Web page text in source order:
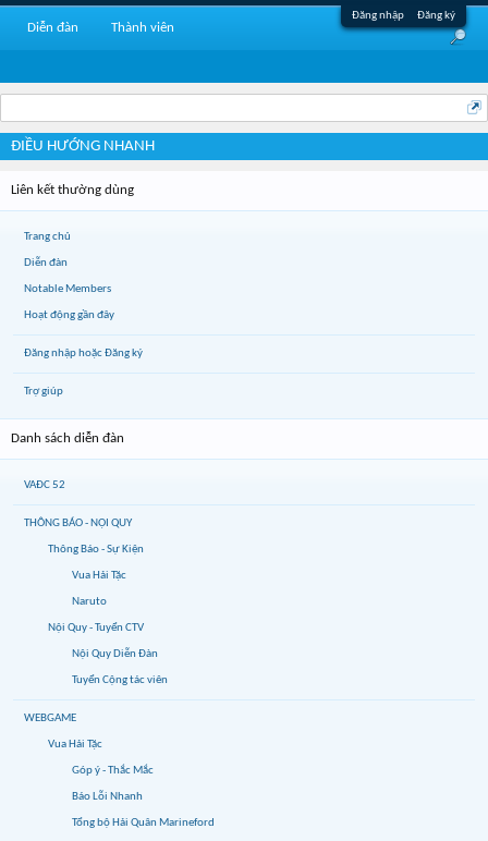
Đăng nhập Đăng ký
ĐIỀU HƯỚNG NHANH
Liên kết thường dùng
Trang chủ
Diễn đàn
Notable Members
Hoạt động gần đây
Đăng nhập hoặc Đăng ký
Trợ giúp
Danh sách diễn đàn
VAĐC 52
THÔNG BÁO - NỘI QUY
Thông Báo - Sự Kiện
Vua Hải Tặc
Naruto
Nội Quy - Tuyển CTV
Nội Quy Diễn Đàn
Tuyển Cộng tác viên
WEBGAME
Vua Hải Tặc
Góp ý - Thắc Mắc
Báo Lỗi Nhanh
Tổng bộ Hải Quân Marineford
Diễn đàn Thành viên